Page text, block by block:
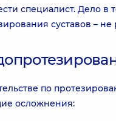
специалист. Дело в
суставов – не
по
осложнения: